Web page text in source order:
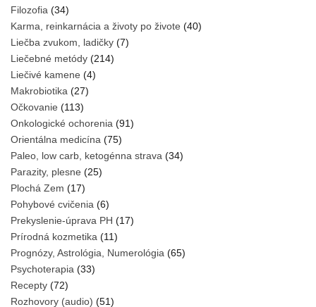
Filozofia (34)
Karma, reinkarnácia a životy po živote (40)
Liečba zvukom, ladičky (7)
Liečebné metódy (214)
Liečivé kamene (4)
Makrobiotika (27)
Očkovanie (113)
Onkologické ochorenia (91)
Orientálna medicína (75)
Paleo, low carb, ketogénna strava (34)
Parazity, plesne (25)
Plochá Zem (17)
Pohybové cvičenia (6)
Prekyslenie-úprava PH (17)
Prírodná kozmetika (11)
Prognózy, Astrológia, Numerológia (65)
Psychoterapia (33)
Recepty (72)
Rozhovory (audio) (51)